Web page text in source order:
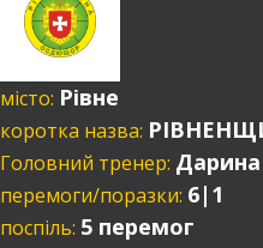
місто: Рівне
коротка назва:
Головний тренер:
перемоги/поразки: 6|1
поспіль: 5 перемог